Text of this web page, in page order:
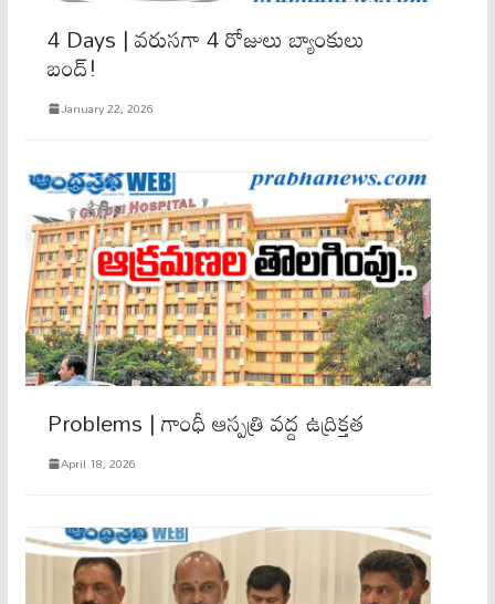
4 Days | వరుసగా 4 రోజులు బ్యాంకులు
బంద్!
January 22, 2026
Problems | గాంధీ ఆస్ప‌త్రి వ‌ద్ద ఉద్రిక్త‌త‌
April 18, 2026